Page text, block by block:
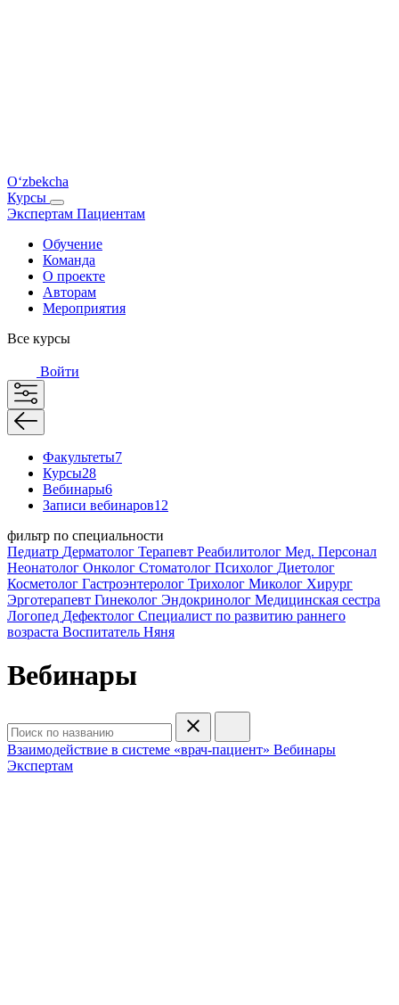
O‘zbekcha
Курсы
Экспертам Пациентам
Обучение
Команда
О проекте
Авторам
Мероприятия
Все курсы
Войти
Факультеты7
Курсы28
Вебинары6
Записи вебинаров12
фильтр по специальности
Педиатр Дерматолог Терапевт Реабилитолог Мед. Персонал
Неонатолог Онколог Стоматолог Психолог Диетолог
Косметолог Гастроэнтеролог Трихолог Миколог Хирург
Эрготерапевт Гинеколог Эндокринолог Медицинская сестра
Логопед Дефектолог Специалист по развитию раннего
возраста Воспитатель Няня
Вебинары
Взаимодействие в системе «врач-пациент» Вебинары
Экспертам